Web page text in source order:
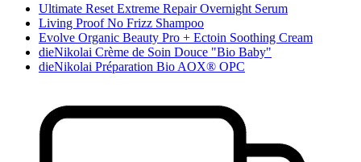
Ultimate Reset Extreme Repair Overnight Serum
Living Proof No Frizz Shampoo
Evolve Organic Beauty Pro + Ectoin Soothing Cream
dieNikolai Crème de Soin Douce "Bio Baby"
dieNikolai Préparation Bio AOX® OPC